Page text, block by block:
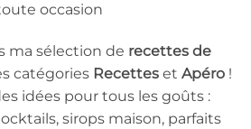
occasion
ma sélection de recettes de
catégories Recetteset Apéro!
idées pour tous les goûts :
sirops maison, parfaits